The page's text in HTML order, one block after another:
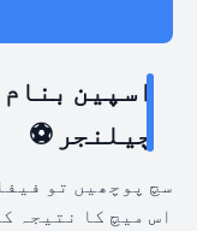
اسپین
چیلنجر ⚽
اس میچ کا نتیجہ